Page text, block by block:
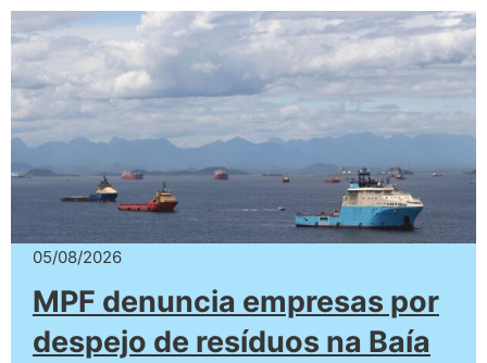
05/08/2026
MPF denuncia empresas por
despejo de resíduos na Baía